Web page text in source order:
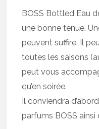
BOSS Bottled Eau
une bonne tenue.
peuvent suffire. Il
toutes les saisons
peut vous
qu’en soirée.
Il conviendra
parfums BOSS ainsi